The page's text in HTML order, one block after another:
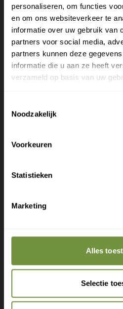
personaliseren, om functies
en om ons websiteverkeer te
informatie over uw gebruik van
partners voor social media,
partners kunnen deze
informatie die u aan ze heeft
verzameld op basis van uw
Noodzakelijk
Voorkeuren
Statistieken
Marketing
Alles
Selectie
Maten:
Maat S (Small)
Geschikt voor kleinere
Ook geschikt voor
Compactere pasvorm
Geschikt voor grotere
Meer ruimte en bredere
Heeft u een
Bel of mail ons voor
langs in 1 van onze winkels.
Gratis
Laat je e-
Meld je aan voor onze
ontvang direct een
Deskundige tips over